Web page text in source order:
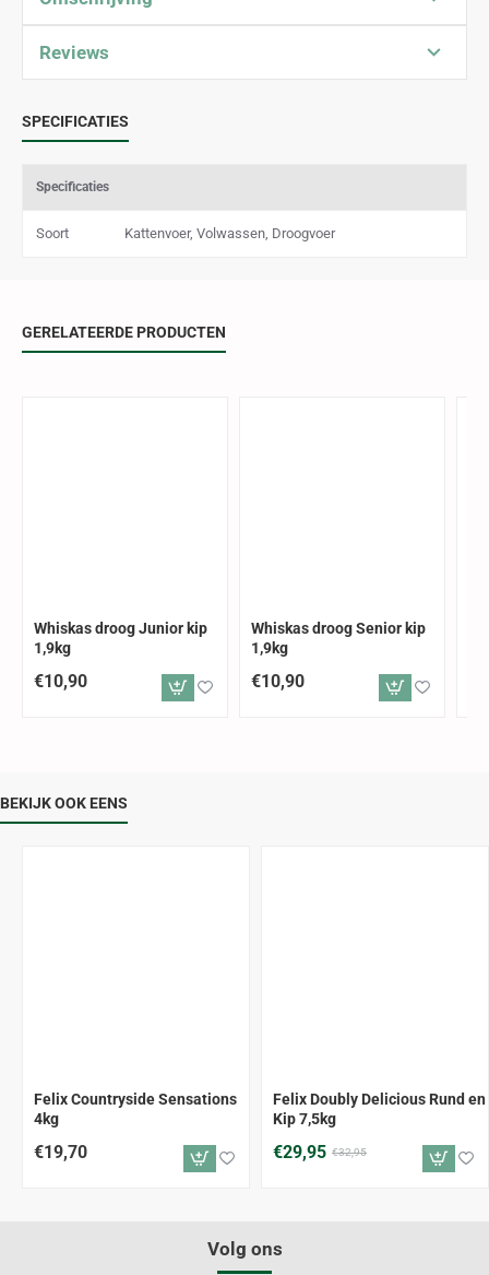
Reviews
SPECIFICATIES
Specificaties
Soort Kattenvoer, Volwassen, Droogvoer
GERELATEERDE PRODUCTEN
Whiskas droog Junior kip
1,9kg
€10,90
Whiskas droog Senior kip
1,9kg
€10,90
BEKIJK OOK EENS
Felix Countryside Sensations
4kg
€19,70
-9%
Felix Doubly Delicious Rund en
Kip 7,5kg
€29,95 €32,95
Volg ons